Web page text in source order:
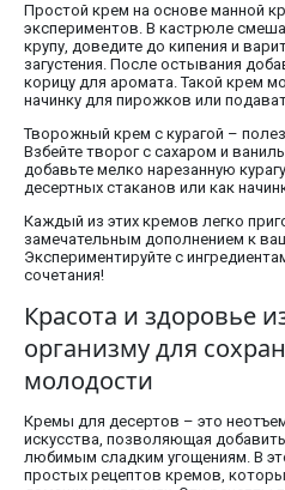
Простой крем на основе манной
экспериментов. В кастрюле
крупу, доведите до кипения и
загустения. После остывания
корицу для аромата. Такой крем
начинку для пирожков или
Творожный крем с курагой –
Взбейте творог с сахаром и
добавьте мелко нарезанную
десертных стаканов или как
Каждый из этих кремов легко
замечательным дополнением к
Экспериментируйте с
сочетания!
Красота и здоровье
организму для
молодости
Кремы для десертов – это
искусства, позволяющая
любимым сладким угощениям. В
простых рецептов кремов,